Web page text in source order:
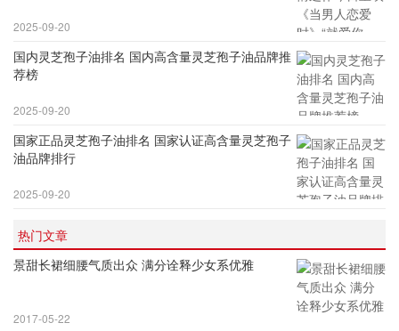
2025-09-20
国内灵芝孢子油排名 国内高含量灵芝孢子油品牌推
荐榜
2025-09-20
国家正品灵芝孢子油排名 国家认证高含量灵芝孢子
油品牌排行
2025-09-20
热门文章
景甜长裙细腰气质出众 满分诠释少女系优雅
2017-05-22